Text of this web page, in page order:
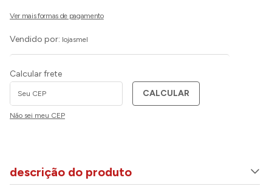
Vendido por: lojasmel
Calcular frete
CALCULAR
Não sei meu CEP
descrição do produto